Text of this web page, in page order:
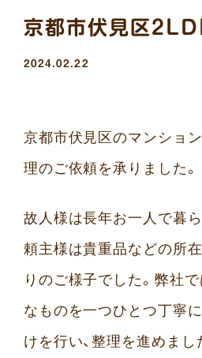
京都市伏見区
2024.02.22
京都市伏見区のマンショ
理のご依頼を承りました。
故人様は長年お一人で暮
頼主様は貴重品などの所
りのご様子でした。弊社
なものを一つひとつ丁寧
けを行い、整理を進めま